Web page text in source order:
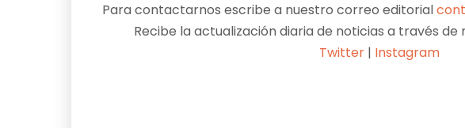
Para contactarnos escribe a nuestro correo editorial
Recibe la actualización diaria de noticias a través
Twitter | Instagram